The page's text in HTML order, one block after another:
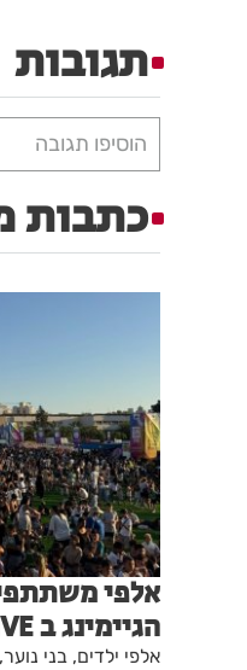
תגובות
הוסיפו תגובה
כתבות
אלפי
הגיימינג ב CITY LIVE חולון
אלפי ילדים, בני